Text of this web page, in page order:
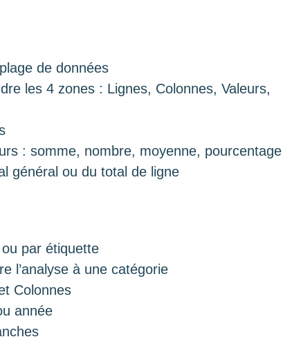
de données
les 4 zones : Lignes, Colonnes, Valeurs,
: somme, nombre, moyenne, pourcentage
général ou du total de ligne
par étiquette
l’analyse à une catégorie
Colonnes
année